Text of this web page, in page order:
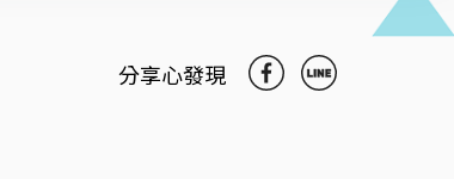
分享心發現